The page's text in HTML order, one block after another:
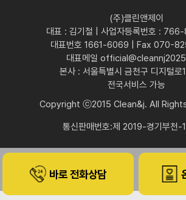
바로 전화상담
(주)클린앤제이
대표 : 김기철 | 사업자등록번호 :
대표번호 1661-6069 | Fax 070-
대표메일
본사 : 서울특별시 금천구 디지털
전국서비스 가능
Copyright ⓒ2015 Clean&j. All
통신판매번호:제 2019-경기부천-